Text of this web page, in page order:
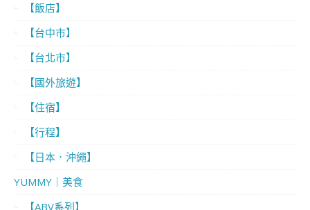
【飯店】
【台中市】
【台北市】
【國外旅遊】
【住宿】
【行程】
【日本．沖繩】
YUMMY｜美食
【ABV系列】